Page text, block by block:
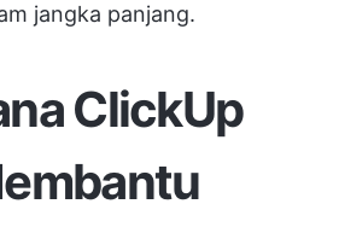
jangka panjang.
ClickUp